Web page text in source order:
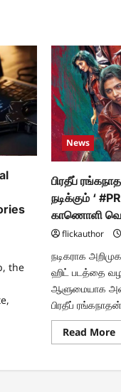
the
News
பிரதீப்
நடிக்கும் ‘
காணொளி
flickauthor
நடிகராக
ஹிட் படத்தை
ஆளுமையாக
பிரதீப் ரங்கநாதன்
Read More